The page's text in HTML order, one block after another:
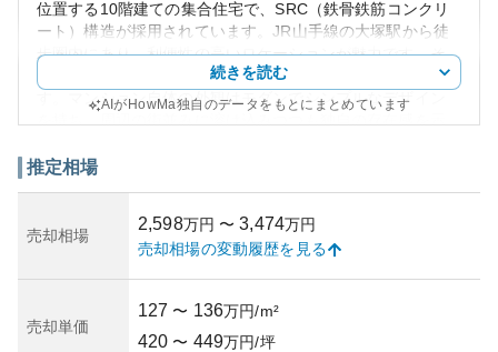
位置する10階建ての集合住宅で、SRC（鉄骨鉄筋コンクリ
ート）構造が採用されています。JR山手線の大塚駅から徒
歩圏内にあり、利便性の高いロケーションが魅力です。そ
のため、交通の便が良く、特に通勤や通学に適していま
す。マンション自体の外観はモダンでシンプルなデザイン
せんが、一般的に日本の都市部のマンションとしては時間
地域で、生活に必要なスーパーや飲食店が充実していま
す。大塚駅周辺は飲食や娯楽、カフェなどの日常生活を充
実させるスポットがあり、利便性が高いです。この地理的
で、購入希望者にとっては将来性のある資産と言えるでし
ょう。所有リスクについても、豊島区自体が教育や公共サ
続きを読む
AIがHowMa独自のデータをもとにまとめています
推定相場
売却相場
2,598万円 〜 3,474万円
売却相場の変動履歴を見る
売却単価
127 〜 136万円/m²
420 〜 449万円/坪